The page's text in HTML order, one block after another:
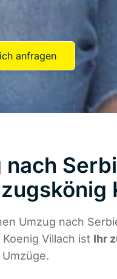
anfragen
nach
Umzug nach
Villach ist Ihr